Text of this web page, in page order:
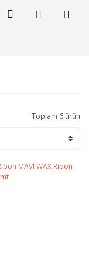
Toplam 6 ürün